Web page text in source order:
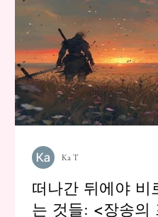
떠나간 뒤에야 비
는 것들: <장송의
Ka T